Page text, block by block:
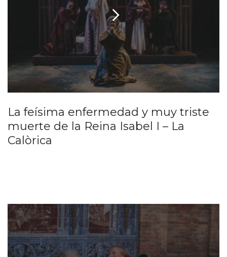
La feísima enfermedad y muy triste
muerte de la Reina Isabel I – La
Calòrica